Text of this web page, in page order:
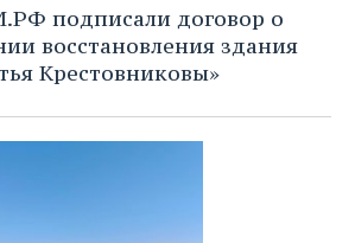
подписали договор о
восстановления здания
Крестовниковы»